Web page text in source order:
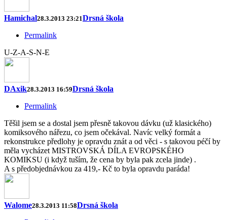
Hamichal28.3.2013 23:21Drsná škola
Permalink
U-Z-A-S-N-E
DAxik28.3.2013 16:59Drsná škola
Permalink
Těšil jsem se a dostal jsem přesně takovou dávku (už klasického)
komiksového nářezu, co jsem očekával. Navíc velký formát a
rekonstrukce předlohy je opravdu znát a od věci - s takovou péčí by
měla vycházet MISTROVSKÁ DÍLA EVROPSKÉHO
KOMIKSU (i když tuším, že cena by byla pak zcela jinde) .
A s předobjednávkou za 419,- Kč to byla opravdu paráda!
Walome28.3.2013 11:58Drsná škola